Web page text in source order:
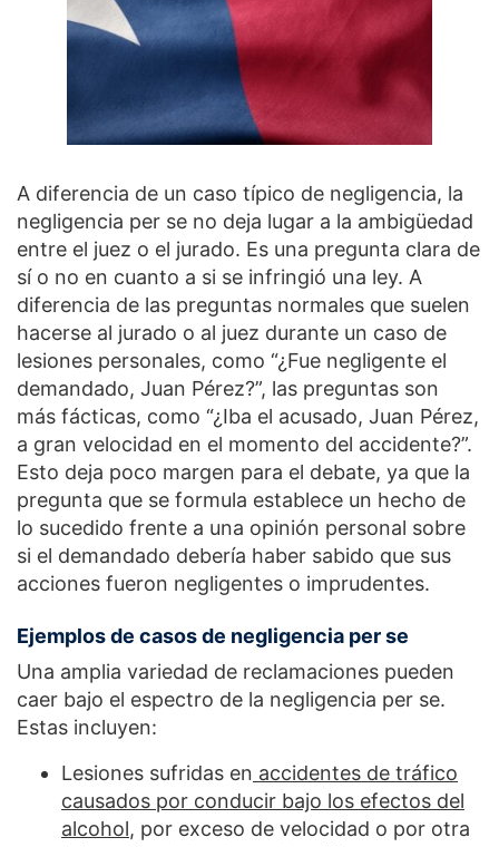
A diferencia de un caso típico de negligencia, la
negligencia per se no deja lugar a la ambigüedad
entre el juez o el jurado. Es una pregunta clara de
sí o no en cuanto a si se infringió una ley. A
diferencia de las preguntas normales que suelen
hacerse al jurado o al juez durante un caso de
lesiones personales, como “¿Fue negligente el
demandado, Juan Pérez?”, las preguntas son
más fácticas, como “¿Iba el acusado, Juan Pérez,
a gran velocidad en el momento del accidente?”.
Esto deja poco margen para el debate, ya que la
pregunta que se formula establece un hecho de
lo sucedido frente a una opinión personal sobre
si el demandado debería haber sabido que sus
acciones fueron negligentes o imprudentes.
Ejemplos de casos de negligencia per se
Una amplia variedad de reclamaciones pueden
caer bajo el espectro de la negligencia per se.
Estas incluyen:
Lesiones sufridas en accidentes de tráfico
causados por conducir bajo los efectos del
alcohol, por exceso de velocidad o por otra